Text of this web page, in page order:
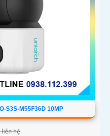
S3S-M55F36D 10MP
liên hệ